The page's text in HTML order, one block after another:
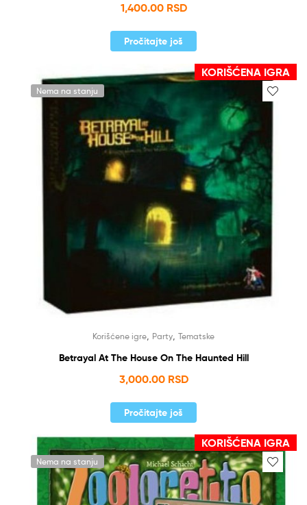
1,400.00 RSD
Pročitajte još
Nema na stanju
KORIŠĆENA IGRA
Korišćene igre Party Tematske
Betrayal At The House On The Haunted Hill
3,000.00 RSD
Pročitajte još
Nema na stanju
KORIŠĆENA IGRA